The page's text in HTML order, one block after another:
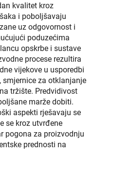
kvalitet kroz
i poboljšavaju
uz odgovornost i
poduzećima
opskrbe i sustave
procese rezultira
vijekove u usporedbi
smjernice za otklanjanje
tržište. Predvidivost
marže dobiti.
aspekti rješavaju se
se kroz utvrđene
pogona za proizvodnju
prednosti na